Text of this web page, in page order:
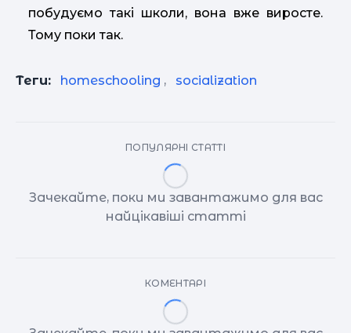
побудуємо такі школи, вона вже виросте.
Тому поки так.
Теги: homeschooling , socialization
ПОПУЛЯРНІ СТАТТІ
Зачекайте, поки ми завантажимо для вас
найцікавіші статті
КОМЕНТАРІ